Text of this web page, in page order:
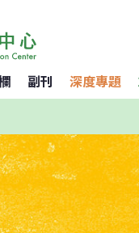
副刊 深度專題